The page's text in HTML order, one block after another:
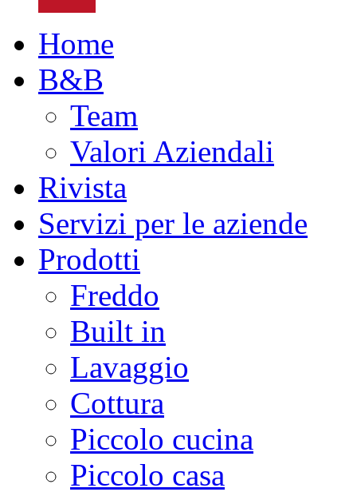
Home
B&B
Team
Valori Aziendali
Rivista
Servizi per le aziende
Prodotti
Freddo
Built in
Lavaggio
Cottura
Piccolo cucina
Piccolo casa